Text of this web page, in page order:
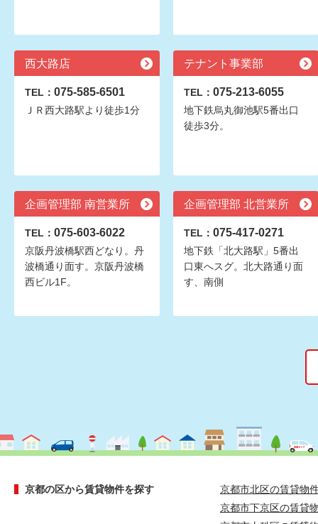
西大路店
TEL： 075-585-6501
ＪＲ西大路駅より徒歩1分
テナント事業部
TEL： 075-213-6055
地下鉄烏丸御池駅5番出口
徒歩3分。
企画管理部 南営業所
TEL： 075-603-6022
京阪丹波橋駅西どなり。丹
波橋通り面す。京阪丹波橋
西ビル1F。
企画管理部 北営業所
TEL： 075-417-0271
地下鉄「北大路駅」5番出
口東へスグ。北大路通り面
す、南側
京都の区から賃貸物件を探す
京都市北区の賃貸物
京都市下京区の賃貸